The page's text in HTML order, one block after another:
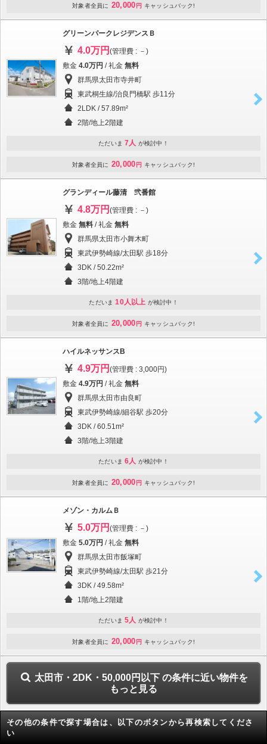
対象者全員に 20,000 円 キャッシュバック!
グリーンパークレジデンスＢ
4.0万円 (管理費 : －)
敷金 4.0万円 / 礼金 無料
群馬県太田市寺井町
東武桐生線/治良門橋駅 歩11分
2LDK / 57.89m²
2階/地上2階建
ただいま 7人 が検討中！
対象者全員に 20,000 円 キャッシュバック!
グランディール藤清 弐番館
4.8万円 (管理費 : －)
敷金 無料 / 礼金 無料
群馬県太田市小舞木町
東武伊勢崎線/太田駅 歩18分
3DK / 50.22m²
3階/地上4階建
ただいま 10人以上 が検討中！
対象者全員に 20,000 円 キャッシュバック!
ハイルネッサンスB
4.9万円 (管理費 : 3,000円)
敷金 4.9万円 / 礼金 無料
群馬県太田市由良町
東武伊勢崎線/細谷駅 歩20分
3DK / 60.51m²
3階/地上3階建
ただいま 6人 が検討中！
対象者全員に 20,000 円 キャッシュバック!
メゾン・カルムＢ
5.0万円 (管理費 : －)
敷金 5.0万円 / 礼金 無料
群馬県太田市飯塚町
東武伊勢崎線/太田駅 歩21分
3DK / 49.58m²
1階/地上2階建
ただいま 5人 が検討中！
対象者全員に 20,000 円 キャッシュバック!
太田市・2DK・50,000円以下 の条件に近い物件を
もっと見る
その他の条件で探す場合は、以下のボタンから再検索してくださ
い